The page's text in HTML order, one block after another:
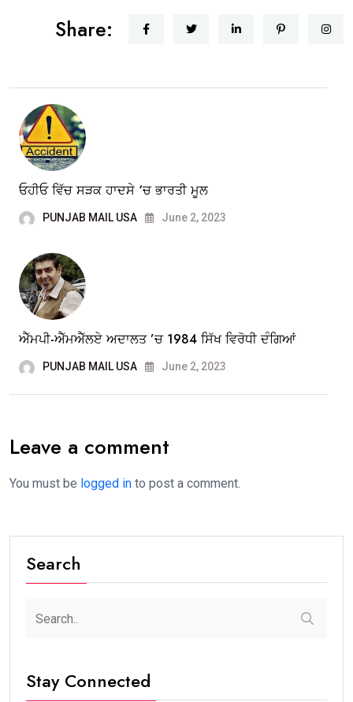
Share:
ਓਹੀਓ ਵਿੱਚ ਸੜਕ ਹਾਦਸੇ ‘ਚ ਭਾਰਤੀ ਮੂਲ
PUNJAB MAIL USA June 2, 2023
ਐੱਮਪੀ-ਐੱਮਐੱਲਏ ਅਦਾਲਤ ’ਚ 1984 ਸਿੱਖ ਵਿਰੋਧੀ ਦੰਗਿਆਂ
PUNJAB MAIL USA June 2, 2023
Leave a comment
You must be logged in to post a comment.
Search
Stay Connected